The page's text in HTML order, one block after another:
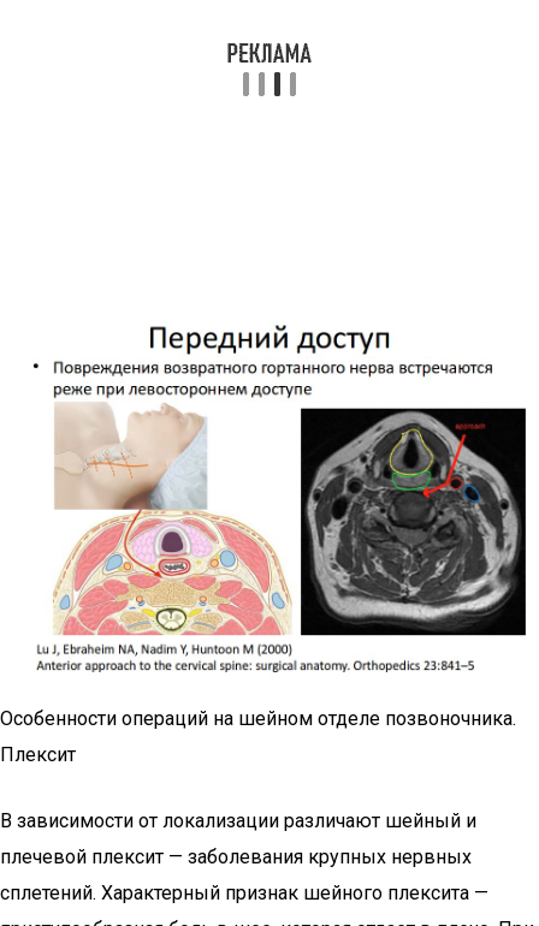
Особенности операций на шейном отделе позвоночника.
Плексит
В зависимости от локализации различают шейный и
плечевой плексит — заболевания крупных нервных
сплетений. Характерный признак шейного плексита —